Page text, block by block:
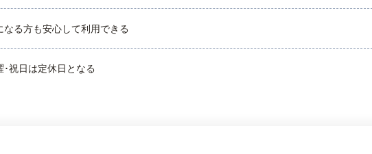
る方も安心して利用できる
祝日は定休日となる